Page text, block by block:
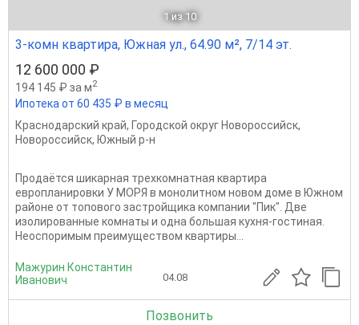
1 из 10
3-комн квартира, Южная ул., 64.90 м², 7/14 эт.
12 600 000 ₽
194 145 ₽ за м2
Ипотека от 60 435 ₽ в месяц
Краснодарский край, Городской округ Новороссийск,
Новороссийск, Южный р-н
Продаётся шикарная трехкомнатная квартира
европланировки У МОРЯ в монолитном новом доме в Южном
районе от топового застройщика компании "Пик". Две
изолированные комнаты и одна большая кухня-гостиная.
Неоспоримым преимуществом квартиры...
Мажурин Константин
Иванович
04.08
Позвонить